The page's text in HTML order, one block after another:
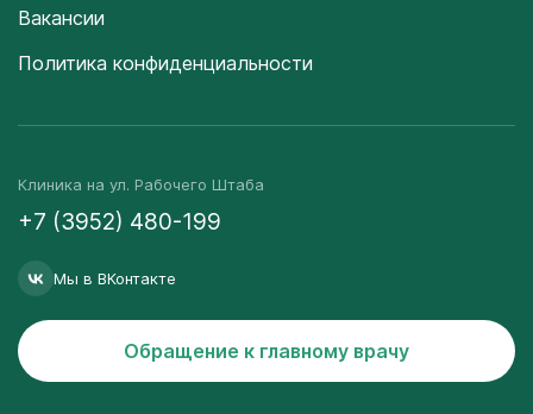
Вакансии
Политика конфиденциальности
Клиника на ул. Рабочего Штаба
+7 (3952) 480-199
Мы в ВКонтакте
Обращение к главному врачу